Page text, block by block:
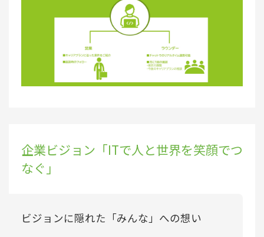
企業ビジョン「ITで⼈と世界を笑顔でつ
なぐ」
ビジョンに隠れた「みんな」への想い